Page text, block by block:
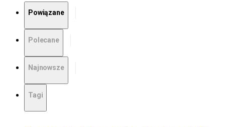
Powiązane
Polecane
Najnowsze
Tagi